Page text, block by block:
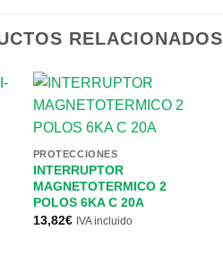
RELACIONADOS
PROTECCIONES
INTERRUPTOR
MAGNETOTERMICO 2
POLOS 6KA C 20A
13,82€ IVA incluido